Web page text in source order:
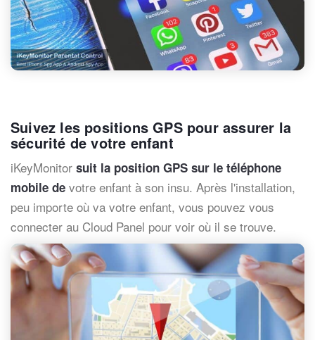
Suivez les positions GPS pour assurer la
sécurité de votre enfant
iKeyMonitor suit la position GPS sur le téléphone
mobile de votre enfant à son insu. Après l'installation,
peu importe où va votre enfant, vous pouvez vous
connecter au Cloud Panel pour voir où il se trouve.